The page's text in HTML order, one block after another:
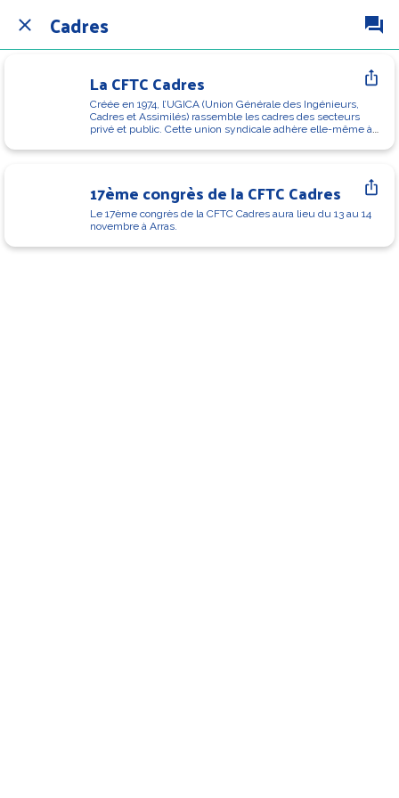
Cadres
La CFTC Cadres
Créée en 1974, l’UGICA (Union Générale des Ingénieurs,
Cadres et Assimilés) rassemble les cadres des secteurs
privé et public. Cette union syndicale adhère elle-même à
17ème congrès de la CFTC Cadres
Le 17ème congrès de la CFTC Cadres aura lieu du 13 au 14
novembre à Arras.